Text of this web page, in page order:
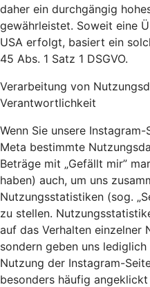
daher ein durchgängig
gewährleistet. Soweit eine
USA erfolgt, basiert ein
45 Abs. 1 Satz 1 DSGVO.
Verarbeitung von
Verantwortlichkeit
Wenn Sie unsere
Meta bestimmte
Beträge mit „Gefällt mir”
haben) auch, um uns
Nutzungsstatistiken (sog.
zu stellen.
auf das Verhalten einzelner
sondern geben uns
Nutzung der Instagram-
besonders häufig